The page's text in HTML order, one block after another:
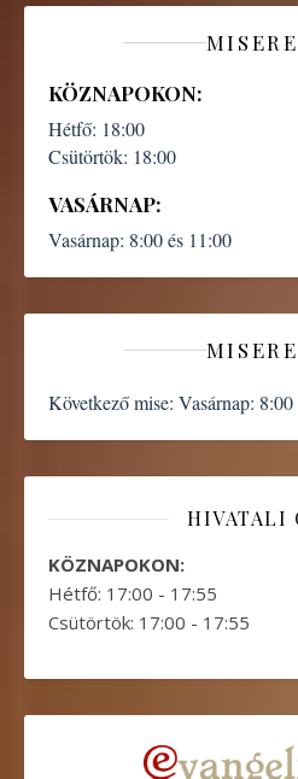
KÖZNAPOKON:
Hétfő: 18:00
Csütörtök: 18:00
VASÁRNAP:
Vasárnap: 8:00 és 11:00
Következő mise: Vasárnap: 8:00
HIVATALI
KÖZNAPOKON:
Hétfő: 17:00 - 17:55
Csütörtök: 17:00 - 17:55